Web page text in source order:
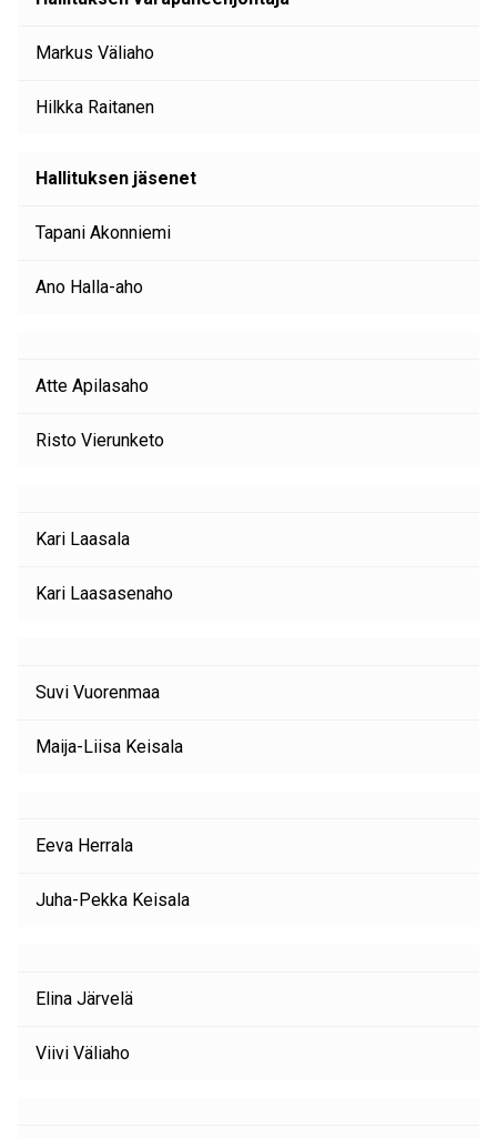
Markus Väliaho
Hilkka Raitanen
Hallituksen jäsenet
Tapani Akonniemi
Ano Halla-aho
Atte Apilasaho
Risto Vierunketo
Kari Laasala
Kari Laasasenaho
Suvi Vuorenmaa
Maija-Liisa Keisala
Eeva Herrala
Juha-Pekka Keisala
Elina Järvelä
Viivi Väliaho